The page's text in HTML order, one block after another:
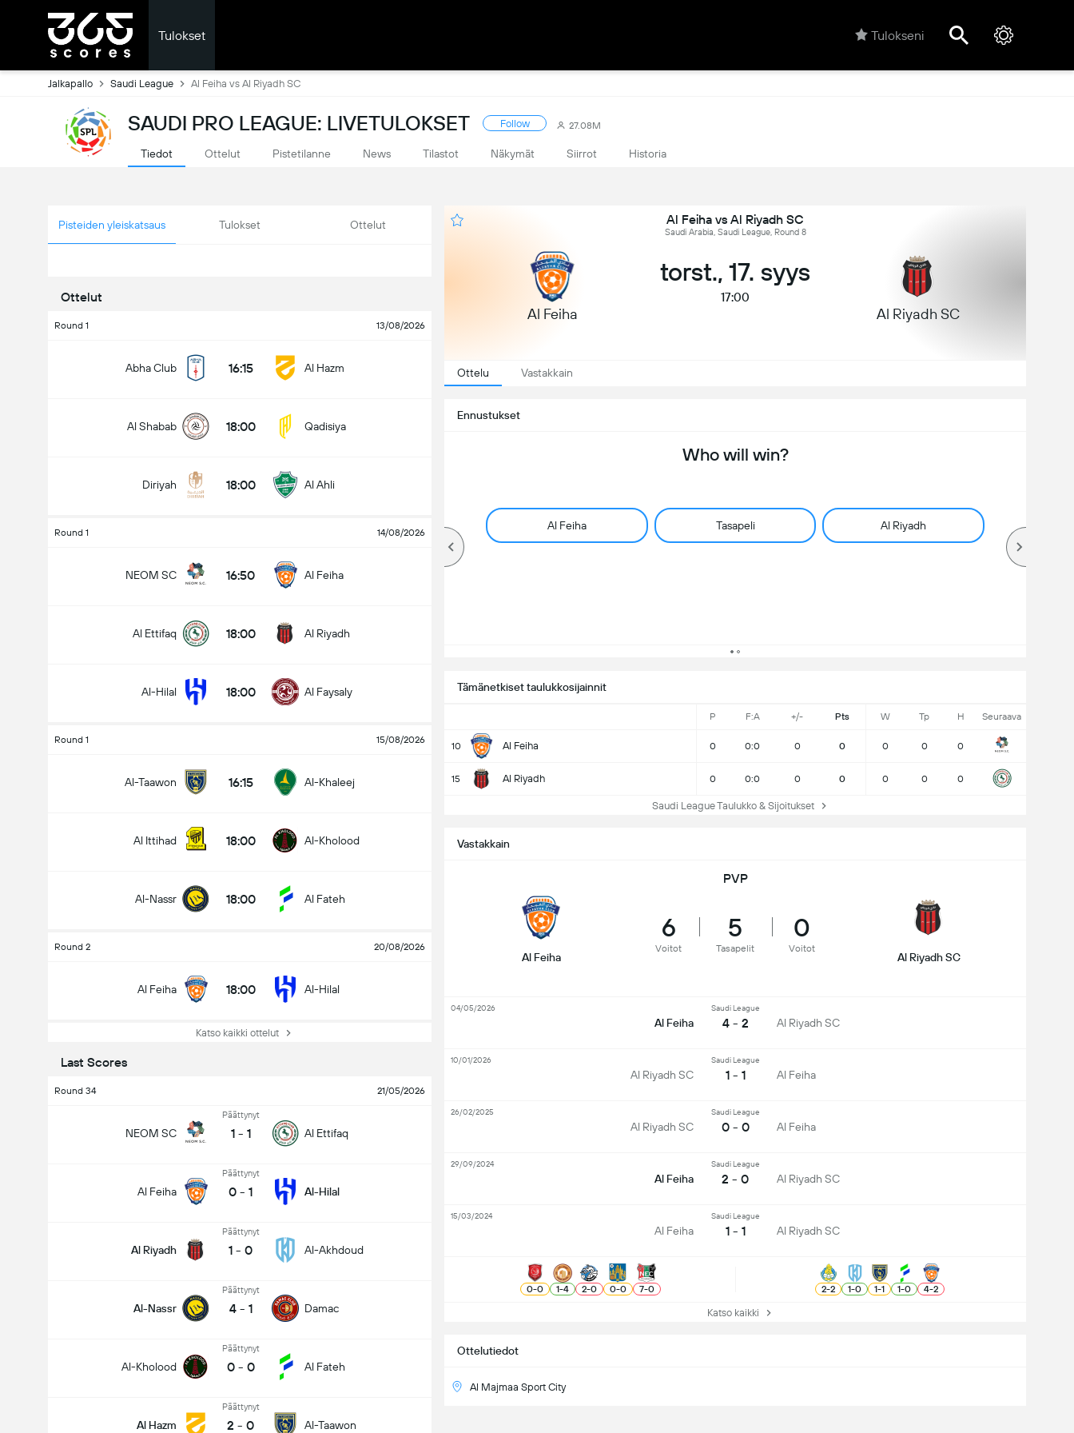
Tulokset Tulokseni
Jalkapallo Saudi League Al Feiha vs Al Riyadh SC
SAUDI PRO LEAGUE: LIVETULOKSET Follow 27.08M
Tiedot Ottelut Pistetilanne News Tilastot Näkymät Siirrot Historia
Pisteiden yleiskatsaus Tulokset Ottelut
Ottelut
Round 1 13/08/2026
Abha Club 16:15 Al Hazm
Al Shabab 18:00 Qadisiya
Diriyah 18:00 Al Ahli
Round 1 14/08/2026
NEOM SC 16:50 Al Feiha
Al Ettifaq 18:00 Al Riyadh
Al-Hilal 18:00 Al Faysaly
Round 1 15/08/2026
Al-Taawon 16:15 Al-Khaleej
Al Ittihad 18:00 Al-Kholood
Al-Nassr 18:00 Al Fateh
Round 2 20/08/2026
Al Feiha 18:00 Al-Hilal
Katso kaikki ottelut
Last Scores
Round 34 21/05/2026
NEOM SC
Päättynyt
1 - 1 Al Ettifaq
Al Feiha
Päättynyt
0 - 1 Al-Hilal
Al Riyadh
Päättynyt
1 - 0 Al-Akhdoud
Al-Nassr
Päättynyt
4 - 1 Damac
Al-Kholood
Päättynyt
0 - 0 Al Fateh
Al Hazm
Päättynyt
2 - 0 Al-Taawon
Al Feiha vs Al Riyadh SC
Saudi Arabia, Saudi League, Round 8
Al Feiha
torst., 17. syys
17:00
Al Riyadh SC
Ottelu Vastakkain
Ennustukset
Who will win?
Al Feiha Tasapeli Al Riyadh
Tämänetkiset taulukkosijainnit
P F:A +/- Pts W Tp H Seuraava
10 Al Feiha 0 0:0 0 0 0 0 0
15 Al Riyadh 0 0:0 0 0 0 0 0
Saudi League Taulukko & Sijoitukset
Ottelutiedot
Al Majmaa Sport City
Vastakkain
PVP
Al Feiha
6
Voitot
5
Tasapelit
0
Voitot
Al Riyadh SC
Al Feiha
Saudi League
4 - 2 Al Riyadh SC
04/05/2026
Al Riyadh SC
Saudi League
1 - 1 Al Feiha
10/01/2026
Al Riyadh SC
Saudi League
0 - 0 Al Feiha
26/02/2025
Al Feiha
Saudi League
2 - 0 Al Riyadh SC
29/09/2024
Al Feiha
Saudi League
1 - 1 Al Riyadh SC
15/03/2024
0-0 1-4 2-0 0-0 7-0 2-2 1-0 1-1 1-0 4-2
Katso kaikki